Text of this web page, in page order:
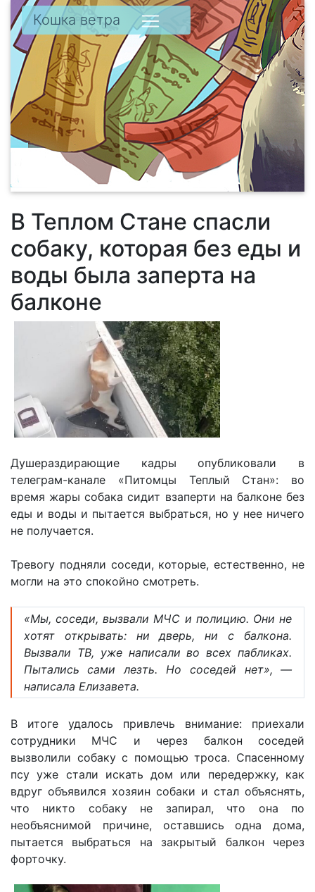
Кошка ветра
В Теплом Стане спасли
собаку, которая без еды и
воды была заперта на
балконе
Душераздирающие кадры опубликовали в
телеграм-канале «Питомцы Теплый Стан»: во
время жары собака сидит взаперти на балконе без
еды и воды и пытается выбраться, но у нее ничего
не получается.
Тревогу подняли соседи, которые, естественно, не
могли на это спокойно смотреть.
«Мы, соседи, вызвали МЧС и полицию. Они не
хотят открывать: ни дверь, ни с балкона.
Вызвали ТВ, уже написали во всех пабликах.
Пытались сами лезть. Но соседей нет», —
написала Елизавета.
В итоге удалось привлечь внимание: приехали
сотрудники МЧС и через балкон соседей
вызволили собаку с помощью троса. Спасенному
псу уже стали искать дом или передержку, как
вдруг объявился хозяин собаки и стал объяснять,
что никто собаку не запирал, что она по
необъяснимой причине, оставшись одна дома,
пытается выбраться на закрытый балкон через
форточку.